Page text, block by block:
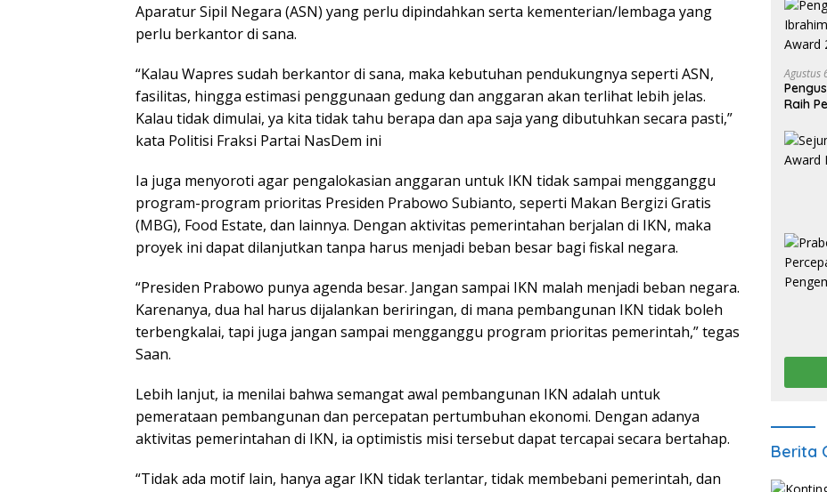
Aparatur Sipil Negara (ASN) yang perlu dipindahkan serta kementerian/lembaga yang
perlu berkantor di sana.
“Kalau Wapres sudah berkantor di sana, maka kebutuhan pendukungnya seperti ASN,
fasilitas, hingga estimasi penggunaan gedung dan anggaran akan terlihat lebih jelas.
Kalau tidak dimulai, ya kita tidak tahu berapa dan apa saja yang dibutuhkan secara pasti,”
kata Politisi Fraksi Partai NasDem ini
Ia juga menyoroti agar pengalokasian anggaran untuk IKN tidak sampai mengganggu
program-program prioritas Presiden Prabowo Subianto, seperti Makan Bergizi Gratis
(MBG), Food Estate, dan lainnya. Dengan aktivitas pemerintahan berjalan di IKN, maka
proyek ini dapat dilanjutkan tanpa harus menjadi beban besar bagi fiskal negara.
“Presiden Prabowo punya agenda besar. Jangan sampai IKN malah menjadi beban negara.
Karenanya, dua hal harus dijalankan beriringan, di mana pembangunan IKN tidak boleh
terbengkalai, tapi juga jangan sampai mengganggu program prioritas pemerintah,” tegas
Saan.
Lebih lanjut, ia menilai bahwa semangat awal pembangunan IKN adalah untuk
pemerataan pembangunan dan percepatan pertumbuhan ekonomi. Dengan adanya
aktivitas pemerintahan di IKN, ia optimistis misi tersebut dapat tercapai secara bertahap.
“Tidak ada motif lain, hanya agar IKN tidak terlantar, tidak membebani pemerintah, dan
Agustus
Raih
Berita